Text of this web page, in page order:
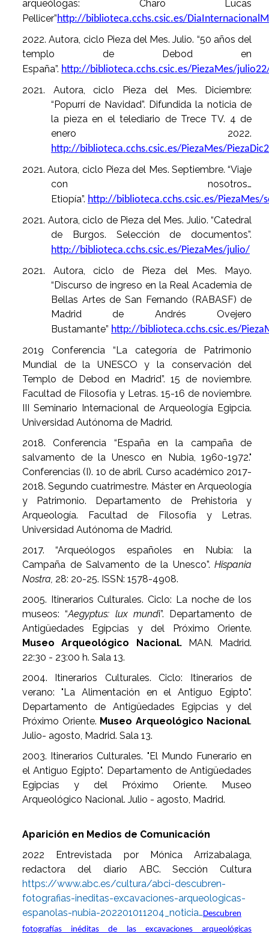
arqueólogas: Charo Lucas
Pellicer”http://biblioteca.cchs.csic.es/
2022. Autora, ciclo Pieza del Mes. Julio. “50 años del
templo de Debod en
España”. http://biblioteca.cchs.csic.es/PiezaMes/
2021. Autora, ciclo Pieza del Mes. Diciembre:
“Popurrí de Navidad”. Difundida la noticia de
la pieza en el telediario de Trece TV. 4 de
enero 2022.
http://biblioteca.cchs.csic.es/PiezaMes/
2021. Autora, ciclo Pieza del Mes. Septiembre. “Viaje
con nosotros…
Etiopía”. http://biblioteca.cchs.csic.es/PiezaMes/
2021. Autora, ciclo de Pieza del Mes. Julio. “Catedral
de Burgos. Selección de documentos”.
http://biblioteca.cchs.csic.es/PiezaMes/julio/
2021. Autora, ciclo de Pieza del Mes. Mayo.
“Discurso de ingreso en la Real Academia de
Bellas Artes de San Fernando (RABASF) de
Madrid de Andrés Ovejero
Bustamante” http://biblioteca.cchs.csic.es/
2019 Conferencia “La categoría de Patrimonio
Mundial de la UNESCO y la conservación del
Templo de Debod en Madrid”. 15 de noviembre.
Facultad de Filosofía y Letras. 15-16 de noviembre.
III Seminario Internacional de Arqueología Egipcia.
Universidad Autónoma de Madrid.
2018. Conferencia “España en la campaña de
salvamento de la Unesco en Nubia, 1960-1972."
Conferencias (I). 10 de abril. Curso académico 2017-
2018. Segundo cuatrimestre. Máster en Arqueología
y Patrimonio. Departamento de Prehistoria y
Arqueología. Facultad de Filosofía y Letras.
Universidad Autónoma de Madrid.
2017. “Arqueólogos españoles en Nubia: la
Campaña de Salvamento de la Unesco”.Hispania
Nostra, 28: 20-25. ISSN: 1578-4908.
2005. Itinerarios Culturales. Ciclo: La noche de los
museos: “Aegyptus: lux mundi”. Departamento de
Antigüedades Egipcias y del Próximo Oriente.
Museo Arqueológico Nacional.
MAN. Madrid.
22:30 - 23:00 h. Sala 13.
2004. Itinerarios Culturales. Ciclo: Itinerarios de
verano: "La Alimentación en el Antiguo Egipto".
Departamento de Antigüedades Egipcias y del
Próximo Oriente. Museo Arqueológico Nacional.
Julio- agosto, Madrid. Sala 13.
2003. Itinerarios Culturales. "El Mundo Funerario en
el Antiguo Egipto". Departamento de Antigüedades
Egipcias y del Próximo Oriente. Museo
Arqueológico Nacional. Julio - agosto, Madrid.
Aparición en Medios de Comunicación
2022 Entrevistada por Mónica Arrizabalaga,
redactora del diario ABC. Sección Cultura
https://www.abc.es/cultura/abci-descubren-
fotografias-ineditas-excavaciones-arqueologicas-
espanolas-nubia-202201011204_noticia…Descubren
fotografías inéditas de las excavaciones arqueológicas